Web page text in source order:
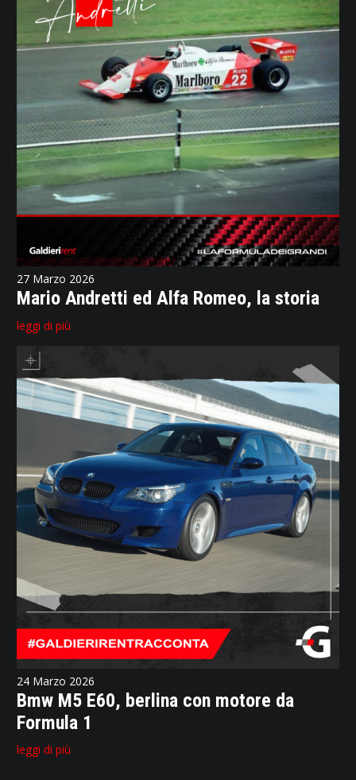
27 Marzo 2026
Mario Andretti ed Alfa Romeo, la storia
leggi di più
24 Marzo 2026
Bmw M5 E60, berlina con motore da
Formula 1
leggi di più